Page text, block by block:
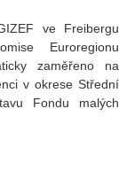
ve Freibergu
Euroregionu
zaměřeno na
v okrese Střední
Fondu malých